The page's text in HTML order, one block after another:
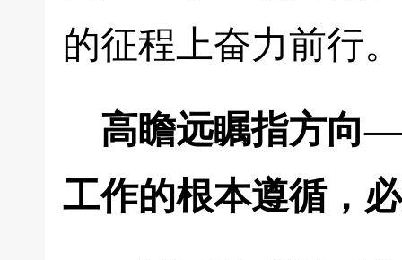
的征程上奋力前行。
高瞻远瞩指方向
工作的根本遵循，